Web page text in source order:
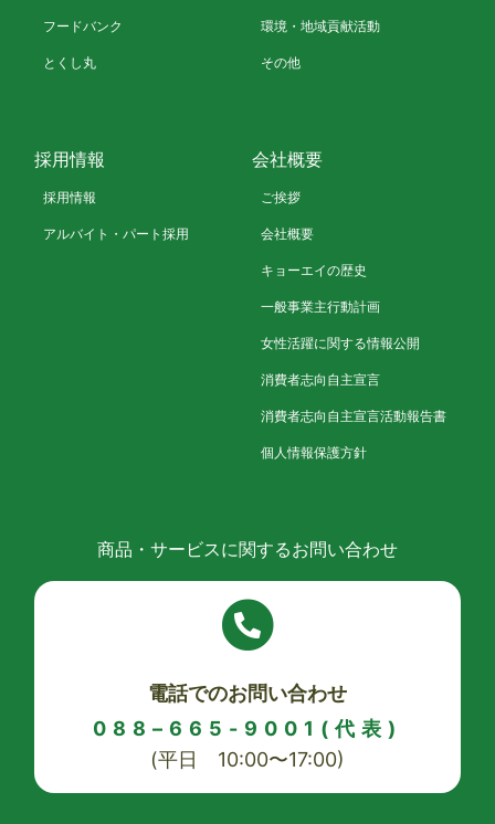
フードバンク
とくし丸
環境・地域貢献活動
その他
採用情報
採用情報
アルバイト・パート採用
会社概要
ご挨拶
会社概要
キョーエイの歴史
一般事業主行動計画
女性活躍に関する情報公開
消費者志向自主宣言
消費者志向自主宣言活動報告書
個人情報保護方針
商品・サービスに関するお問い合わせ
電話でのお問い合わせ
088–665-9001(代表)
(平日 10:00〜17:00)